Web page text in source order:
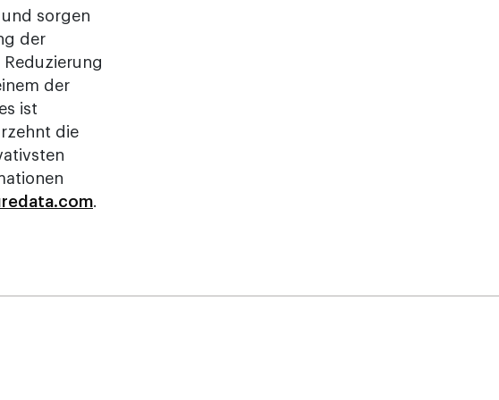
sorgen
der
der
ist
die
.